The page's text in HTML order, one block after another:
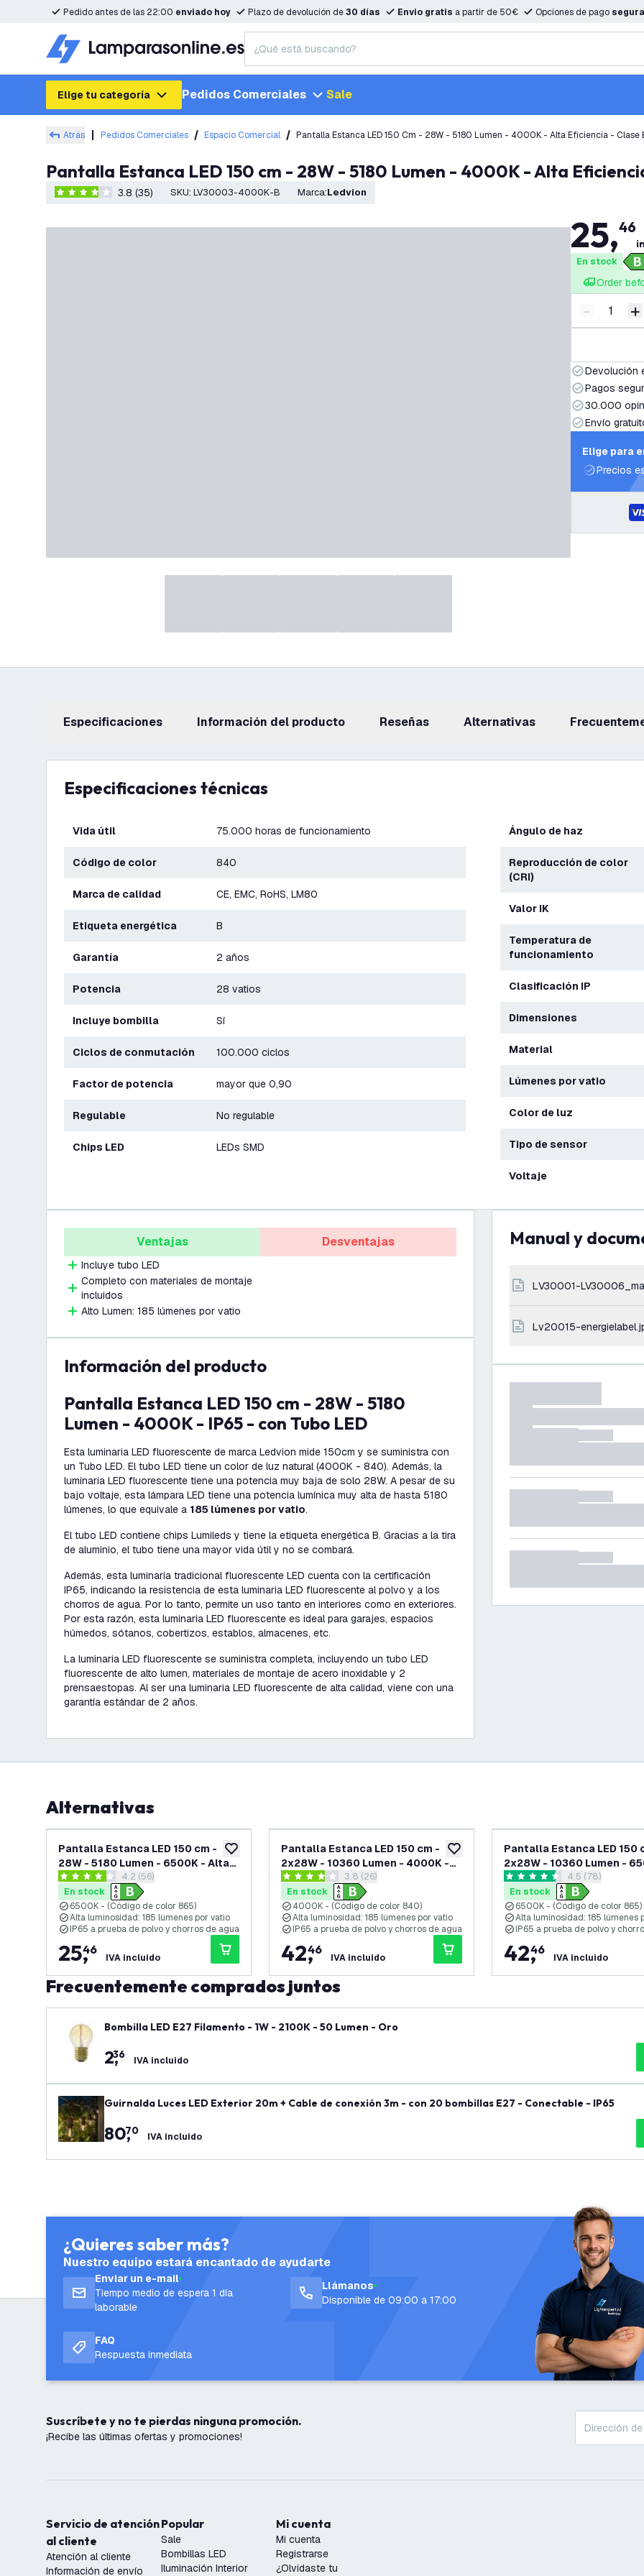
Pedido antes de las 22:00 enviado hoy Plazo de devolución de30 días Envio gratis a partir de 50€ Opciones de pago
Elige tu categoría Pedidos Comerciales Sale
Atrás Pedidos Comerciales Espacio Comercial
Pantalla Estanca LED 150 cm - 28W - 5180 Lumen - 4000K - Alta
3.8 estrellas de puntuación
3.8 (35) SKU: LV30003-4000K-B Marca: Ledvion
25,46
En stock
Order
Disminuir
- +
Devolución
Pagos
30.000
Envío
Elige para
Precios
Especificaciones información del producto reseñas Alternativas
Especificaciones técnicas
Vida útil 75.000 horas de funcionamiento
Código de color 840
Marca de calidad CE, EMC, RoHS, LM80
Etiqueta energética B
Garantía 2 años
Potencia 28 vatios
Incluye bombilla Sí
Ciclos de conmutación 100.000 ciclos
Factor de potencia mayor que 0,90
Regulable No regulable
Chips LED LEDs SMD
Ángulo de haz
Reproducción de color
(CRI)
Valor IK
Temperatura de
funcionamiento
Clasificación IP
Dimensiones
Material
Lúmenes por vatio
Color de luz
Tipo de sensor
Voltaje
Ventajas
Incluye tubo LED
Completo con materiales de montaje
incluidos
Alto Lumen: 185 lúmenes por vatio
Desventajas
información del producto
Pantalla Estanca LED 150 cm - 28W - 5180
Lumen - 4000K - IP65 - con Tubo LED
Esta luminaria LED fluorescente de marca Ledvion mide 150cm y se suministra con
un Tubo LED. El tubo LED tiene un color de luz natural (4000K - 840). Además, la
luminaria LED fluorescente tiene una potencia muy baja de solo 28W. A pesar de su
bajo voltaje, esta lámpara LED tiene una potencia lumínica muy alta de hasta 5180
lúmenes, lo que equivale a 185 lúmenes por vatio.
El tubo LED contiene chips Lumileds y tiene la etiqueta energética B. Gracias a la tira
de aluminio, el tubo tiene una mayor vida útil y no se combará.
Además, esta luminaria tradicional fluorescente LED cuenta con la certificación
IP65, indicando la resistencia de esta luminaria LED fluorescente al polvo y a los
chorros de agua. Por lo tanto, permite un uso tanto en interiores como en exteriores.
Por esta razón, esta luminaria LED fluorescente es ideal para garajes, espacios
húmedos, sótanos, cobertizos, establos, almacenes, etc.
La luminaria LED fluorescente se suministra completa, incluyendo un tubo LED
fluorescente de alto lumen, materiales de montaje de acero inoxidable y 2
prensaestopas. Al ser una luminaria LED fluorescente de alta calidad, viene con una
garantía estándar de 2 años.
Manual y
LV30001-
lv20015-
Alternativas
añadir a lista de deseos
Pantalla Estanca LED 150 cm -
28W - 5180 Lumen - 6500K - Alta
Eficiencia - Clase B - IP65 - con
Tubo LED
abrir el panel de reseñas
4.2 estrellas de puntuación
4.2 (56)
En stock
6500K - (Código de color 865)
Alta luminosidad: 185 lúmenes por vatio
IP65 a prueba de polvo y chorros de agua
25,
46
IVA incluido
añadir a lista de deseos
Pantalla Estanca LED 150 cm -
2x28W - 10360 Lumen - 4000K -
Alta Eficiencia - Clase B - IP65 -
con dos Tubos LED
abrir el panel de reseñas
3.8 estrellas de puntuación
3.8 (26)
En stock
4000K - (Código de color 840)
Alta luminosidad: 185 lúmenes por vatio
IP65 a prueba de polvo y chorros de agua
42,
46
IVA incluido
Pantalla Estanca LED 150
2x28W - 10360 Lumen -
Alta Eficiencia - Clase B -
con dos Tubos LED
abrir el panel de
4.5 estrellas de puntuación
4.5 (78)
En stock
6500K - (Código de color 865)
Alta luminosidad: 185 lúmenes
IP65 a prueba de polvo y
42,
46
IVA incluido
Frecuentemente comprados juntos
Bombilla LED E27 Filamento - 1W - 2100K - 50 Lumen - Oro
2,
36 IVA incluido
Guirnalda Luces LED Exterior 20m + Cable de conexión 3m - con 20 bombillas E27 - Conectable - IP65
80,
70 IVA incluido
¿Quieres saber más?
Nuestro equipo estará encantado de ayudarte
Enviar un e-mail
Tiempo medio de espera 1 día
laborable
Llámanos
Disponible de 09:00 a 17:00
FAQ
Respuesta inmediata
Suscríbete y no te pierdas ninguna promoción.
¡Recibe las últimas ofertas y promociones!
Servicio de atención
al cliente
Atención al cliente
Información de envío
Popular
Sale
Bombillas LED
Iluminación Interior
Mi cuenta
Mi cuenta
Registrarse
¿Olvidaste tu